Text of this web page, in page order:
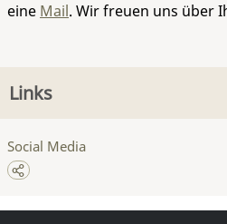
eine Mail. Wir freuen uns über
Links
Social Media